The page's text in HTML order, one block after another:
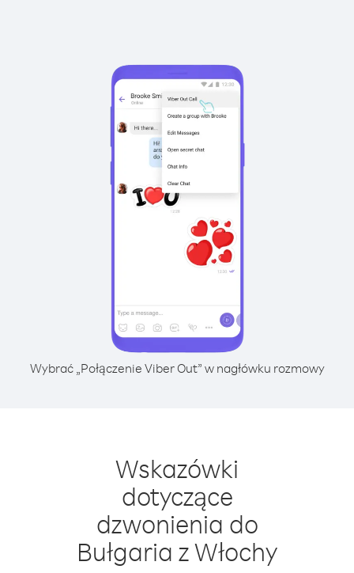
Wybrać „Połączenie Viber Out” w nagłówku rozmowy
Wskazówki
dotyczące
dzwonienia do
Bułgaria z Włochy